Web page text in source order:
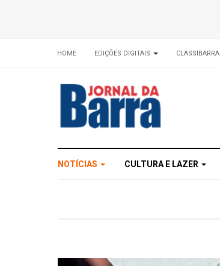
HOME EDIÇÕES DIGITAIS CLASSIBARRA
NOTÍCIAS CULTURA E LAZER